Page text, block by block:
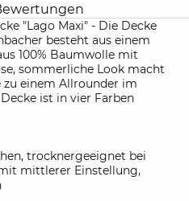
"Lago Maxi" - Die Decke
besteht aus einem
100% Baumwolle mit
sommerliche Look macht
zu einem Allrounder im
ist in vier Farben
trocknergeeignet bei
mittlerer Einstellung,